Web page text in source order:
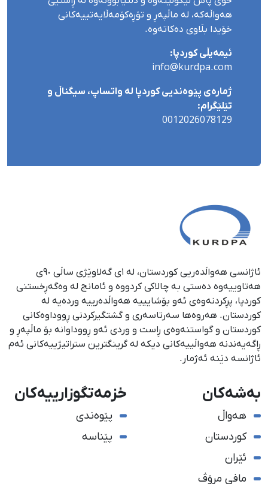
هەواڵەکە، لە ماڵپەڕ و تۆڕەکۆمەڵایەتییەکانی
خۆیدا بڵاوی دەکاتەوە.
ئیمەیڵی کوردپا:
info@kurdpa.com
ژمارەی پێوەندیی کوردپا لە واتساپ، سیگناڵ و
تێلێگرام:
0012026078129
ئاژانسی هەواڵدەریی کوردستان، لە ١ی گەلاوێژی ساڵی ٩٠ی
هەتاوییەوە دەستی بە چالاکی کردووە و ئامانج لە وەگەڕخستنی
كوردپا، پڕكردنەوەی ئەو بۆشایییە هەواڵدەرییە وردەیە لە
كوردستان. هەروەها سەرتاسەری و گشتگیركردنی ڕووداوەكانی
كوردستان و گواستنەوەی ڕاست و وردی ئەو ڕووداوانە بۆ ماڵپەڕ و
ڕاگەیەندنە هەواڵییەكانی دیكە لە گرینگترین ستراتیژییەكانی ئەم
ئاژانسە دێنە ئەژمار.
بەشەکان
هەواڵ
کوردستان
ئێران
مافی مرۆڤ
خزمەتگوزارییەکان
پێوەندی
پێناسە